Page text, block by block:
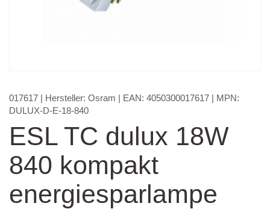
017617 | Hersteller: Osram | EAN: 4050300017617 | MPN:
DULUX-D-E-18-840
ESL TC dulux 18W
840 kompakt
energiesparlampe